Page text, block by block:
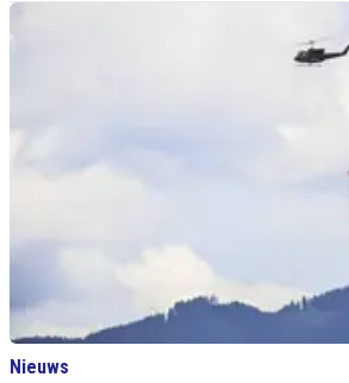
Nieuws